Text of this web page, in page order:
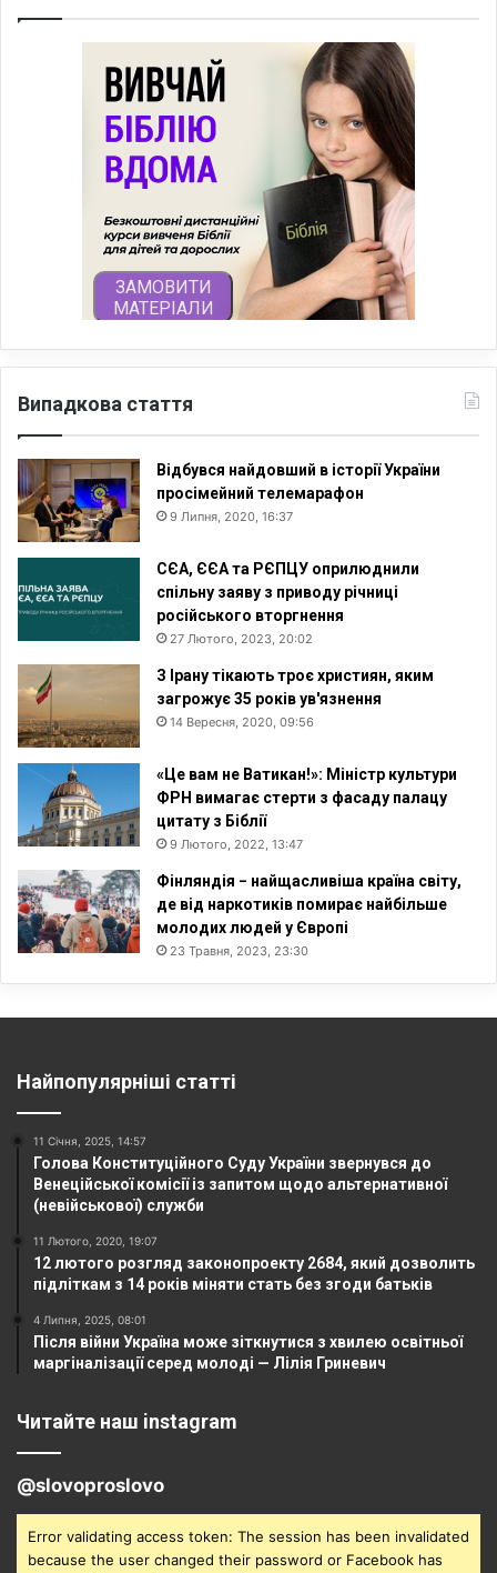
Випадкова стаття
Відбувся найдовший в історії України
просімейний телемарафон
9 Липня, 2020, 16:37
СЄА, ЄЄА та РЄПЦУ оприлюднили
спільну заяву з приводу річниці
російського вторгнення
27 Лютого, 2023, 20:02
З Ірану тікають троє християн, яким
загрожує 35 років ув'язнення
14 Вересня, 2020, 09:56
«Це вам не Ватикан!»: Міністр культури
ФРН вимагає стерти з фасаду палацу
цитату з Біблії
9 Лютого, 2022, 13:47
Фінляндія − найщасливіша країна світу,
де від наркотиків помирає найбільше
молодих людей у Європі
23 Травня, 2023, 23:30
Найпопулярніші статті
11 Січня, 2025, 14:57
Голова Конституційного Суду України звернувся до
Венеційської комісії із запитом щодо альтернативної
(невійськової) служби
11 Лютого, 2020, 19:07
12 лютого розгляд законопроекту 2684, який дозволить
підліткам з 14 років міняти стать без згоди батьків
4 Липня, 2025, 08:01
Після війни Україна може зіткнутися з хвилею освітньої
маргіналізації серед молоді — Лілія Гриневич
Читайте наш instagram
@slovoproslovo
Error validating access token: The session has been invalidated
because the user changed their password or Facebook has